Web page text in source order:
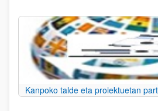
Kanpoko talde eta proiektuetan